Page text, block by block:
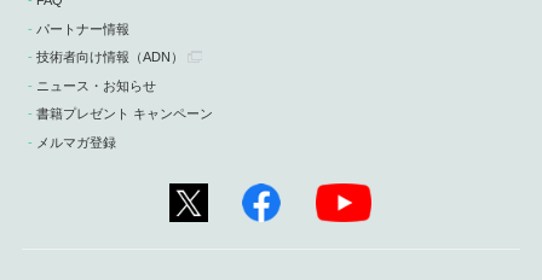
パートナー情報
技術者向け情報 （ADN）
ニュース・お知らせ
書籍プレゼント キャンペーン
メルマガ登録